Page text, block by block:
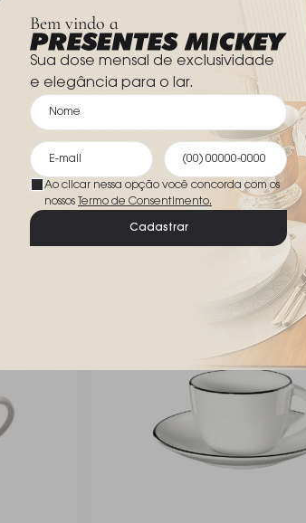
Bem vindo a
Sua dose mensal de exclusividade
e elegância para o lar.
Ao clicar nessa opção você concorda com os
nossos Termo de Consentimento.
Cadastrar